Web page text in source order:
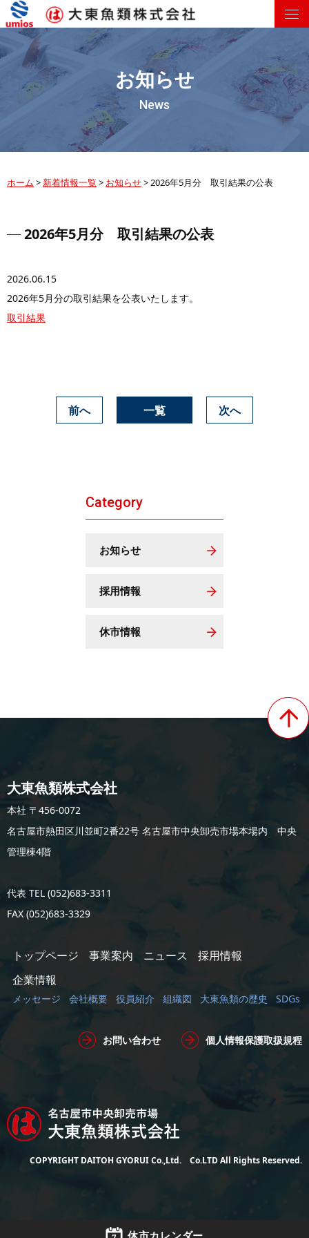
お知らせ
News
ホーム > 新着情報一覧 > お知らせ>2026年5月分 取引結果の公表
2026年5月分 取引結果の公表
2026.06.15
2026年5月分の取引結果を公表いたします。
取引結果
前へ 一覧 次へ
Category
お知らせ
採用情報
休市情報
大東魚類株式会社
本社 〒456-0072
名古屋市熱田区川並町2番22号 名古屋市中央卸売市場本場内 中央
管理棟4階
代表 TEL (052)683-3311
FAX (052)683-3329
トップページ 事業案内 ニュース
採用情報
企業情報
メッセージ 会社概要 役員紹介 組織図 大東魚類の歴史 SDGs
お問い合わせ 個人情報保護取扱規程
COPYRIGHT DAITOH GYORUI Co.,Ltd. Co.LTD All Rights Reserved.
休市カレンダー